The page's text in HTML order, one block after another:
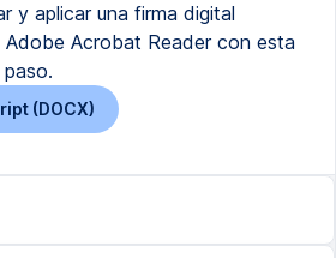
y aplicar una firma digital
Acrobat Reader con esta
(DOCX)